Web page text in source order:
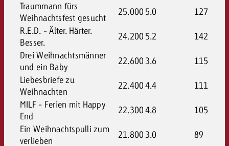
Traummann fürs
Weihnachtsfest gesucht
25.000 5.0
127
R.E.D. - Älter. Härter.
Besser.
24.200 5.2
142
Drei Weihnachtsmänner
und ein Baby
22.600 3.6
115
Liebesbriefe zu
Weihnachten
22.4004.4
111
MILF - Ferien mit Happy
End
22.3004.8
105
Ein Weihnachtspulli zum
verlieben
21.800 3.0
89